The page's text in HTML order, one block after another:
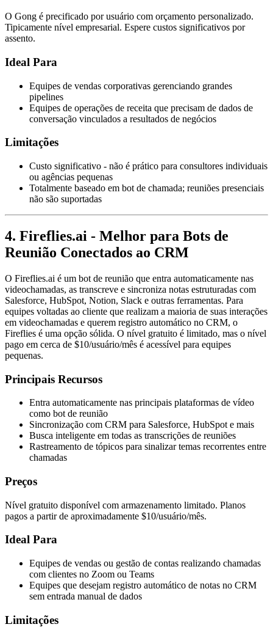
O Gong é precificado por usuário com orçamento personalizado.
Tipicamente nível empresarial. Espere custos significativos por
assento.
Ideal Para
Equipes de vendas corporativas gerenciando grandes
pipelines
Equipes de operações de receita que precisam de dados de
conversação vinculados a resultados de negócios
Limitações
Custo significativo - não é prático para consultores individuais
ou agências pequenas
Totalmente baseado em bot de chamada; reuniões presenciais
não são suportadas
4. Fireflies.ai - Melhor para Bots de
Reunião Conectados ao CRM
O Fireflies.ai é um bot de reunião que entra automaticamente nas
videochamadas, as transcreve e sincroniza notas estruturadas com
Salesforce, HubSpot, Notion, Slack e outras ferramentas. Para
equipes voltadas ao cliente que realizam a maioria de suas interações
em videochamadas e querem registro automático no CRM, o
Fireflies é uma opção sólida. O nível gratuito é limitado, mas o nível
pago em cerca de $10/usuário/mês é acessível para equipes
pequenas.
Principais Recursos
Entra automaticamente nas principais plataformas de vídeo
como bot de reunião
Sincronização com CRM para Salesforce, HubSpot e mais
Busca inteligente em todas as transcrições de reuniões
Rastreamento de tópicos para sinalizar temas recorrentes entre
chamadas
Preços
Nível gratuito disponível com armazenamento limitado. Planos
pagos a partir de aproximadamente $10/usuário/mês.
Ideal Para
Equipes de vendas ou gestão de contas realizando chamadas
com clientes no Zoom ou Teams
Equipes que desejam registro automático de notas no CRM
sem entrada manual de dados
Limitações